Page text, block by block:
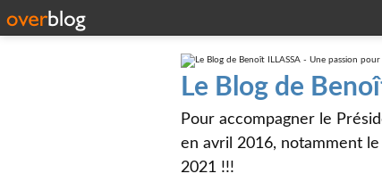
Le Blog de
Pour accompagner le
en avril 2016, notamment
2021 !!!